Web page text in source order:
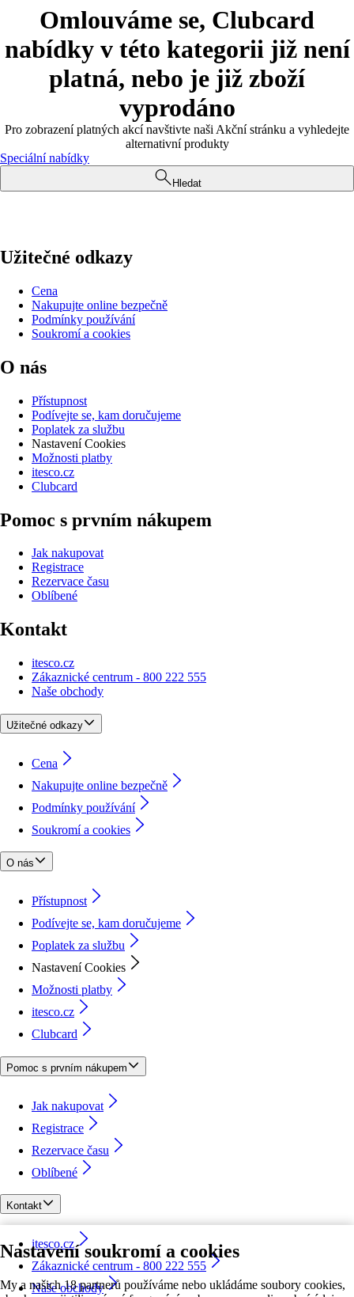
Nastavení soukromí a cookies
My a našich 18 partnerů používáme nebo ukládáme soubory cookies,
Omlouváme se, Clubcard
nabídky v této kategorii již není
platná, nebo je již zboží
vyprodáno
Pro zobrazení platných akcí navštivte naši Akční stránku a vyhledejte
alternativní produkty
Speciální nabídky
Hledat
Užitečné odkazy
Cena
Nakupujte online bezpečně
Podmínky používání
Soukromí a cookies
O nás
Přístupnost
Podívejte se, kam doručujeme
Poplatek za službu
Nastavení Cookies
Možnosti platby
itesco.cz
Clubcard
Pomoc s prvním nákupem
Jak nakupovat
Registrace
Rezervace času
Oblíbené
Kontakt
itesco.cz
Zákaznické centrum - 800 222 555
Naše obchody
Užitečné odkazy
Cena
Nakupujte online bezpečně
Podmínky používání
Soukromí a cookies
O nás
Přístupnost
Podívejte se, kam doručujeme
Poplatek za službu
Nastavení Cookies
Možnosti platby
itesco.cz
Clubcard
Pomoc s prvním nákupem
Jak nakupovat
Registrace
Rezervace času
Oblíbené
Kontakt
itesco.cz
Zákaznické centrum - 800 222 555
Naše obchody